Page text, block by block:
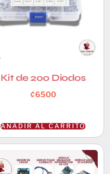
Kit de 200 Diodos
₡6500
AÑADIR AL CARRITO